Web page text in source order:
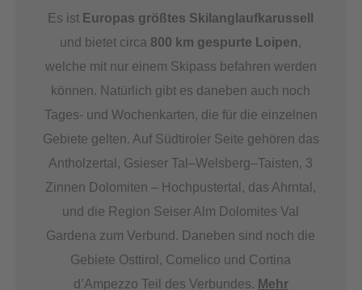
Es ist Europas größtes Skilanglaufkarussell
und bietet circa 800 km gespurte Loipen,
welche mit nur einem Skipass befahren werden
können. Natürlich gibt es daneben auch noch
Tages- und Wochenkarten, die für die einzelnen
Gebiete gelten. Auf Südtiroler Seite gehören das
Antholzertal, Gsieser Tal–Welsberg–Taisten, 3
Zinnen Dolomiten – Hochpustertal, das Ahrntal,
und die Region Seiser Alm Dolomites Val
Gardena zum Verbund. Daneben sind noch die
Gebiete Osttirol, Comelico und Cortina
d’Ampezzo Teil des Verbundes. Mehr